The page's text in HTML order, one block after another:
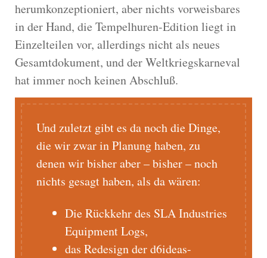
herumkonzeptioniert, aber nichts vorweisbares
in der Hand, die Tempelhuren-Edition liegt in
Einzelteilen vor, allerdings nicht als neues
Gesamtdokument, und der Weltkriegskarneval
hat immer noch keinen Abschluß.
Und zuletzt gibt es da noch die Dinge,
die wir zwar in Planung haben, zu
denen wir bisher aber – bisher – noch
nichts gesagt haben, als da wären:
Die Rückkehr des SLA Industries
Equipment Logs,
das Redesign der d6ideas-